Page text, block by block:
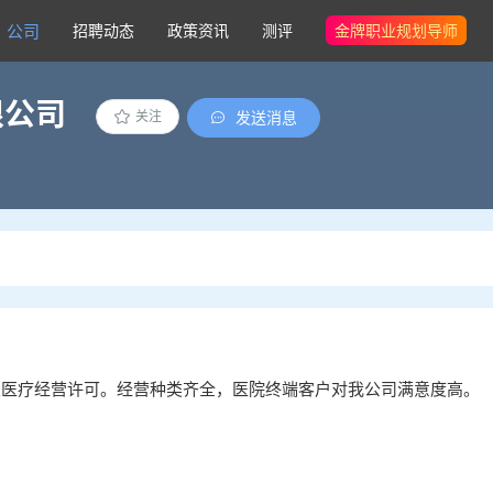
公司 招聘动态 政策资讯 测评 金牌职业规划导师
司 关注 发送消息
经营许可。经营种类齐全，医院终端客户对我公司满意度高。